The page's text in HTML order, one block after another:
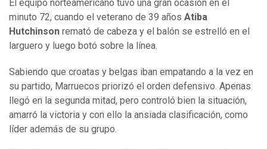
El equipo norteamericano tuvo una gran ocasión en el
minuto 72, cuando el veterano de 39 años Atiba
Hutchinson remató de cabeza y el balón se estrelló en el
larguero y luego botó sobre la línea.
Sabiendo que croatas y belgas iban empatando a la vez en
su partido, Marruecos priorizó el orden defensivo. Apenas
llegó en la segunda mitad, pero controló bien la situación,
amarró la victoria y con ello la ansiada clasificación, como
líder además de su grupo.